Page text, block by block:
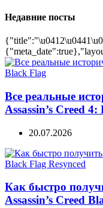
Недавние посты
Все реальные
Assassin’s Creed
20.07.2026
Как быстро
Assassin’s Creed